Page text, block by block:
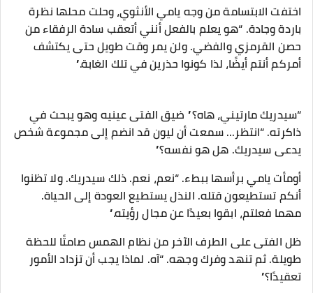
اختفت الابتسامة من وجه يامي الأنثوي، وحلت محلها نظرة
باردة وجادة. “هو يعلم بالفعل أنني أتعقب سادة الرفقاء من
حصن القرمزي والفضي. ولن يمر وقت طويل حتى يكتشف
أمركم أنتم أيضًا، لذا كونوا حذرين في تلك الغابة.”
“سيدريك مارتيني، هاه؟” ضيق الفتى عينيه وهو يبحث في
ذاكرته. “انتظر... سمعت أن ليون قد انضم إلى مجموعة شخص
يدعى سيدريك. هل هو نفسه؟”
أومأت يامي برأسها ببطء. “نعم، نعم. ذلك سيدريك. ولا تظنوا
أنكم تستطيعون قتله. النذل يستطيع العودة إلى الحياة.
مهما فعلتم، ابقوا بعيدًا عن مجال رؤيته.”
ظل الفتى على الطرف الآخر من نظام الهمس صامتًا للحظة
طويلة. ثم تنهد وفرك وجهه. “آه. لماذا يجب أن تزداد الأمور
تعقيدًا؟”